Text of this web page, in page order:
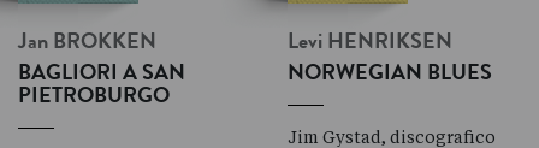
Jan BROKKEN
BAGLIORI A SAN
PIETROBURGO
Levi HENRIKSEN
NORWEGIAN BLUES
Jim Gystad, discografico